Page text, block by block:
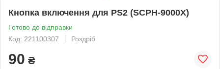
Кнопка включення для PS2 (SCPH-9000Х)
Готово до відправки
Код: 221100307
Роздріб
90 ₴